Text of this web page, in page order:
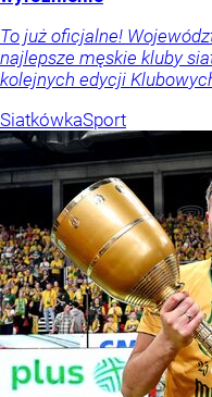
To już oficjalne!
najlepsze męskie kluby
kolejnych edycji
SiatkówkaSport